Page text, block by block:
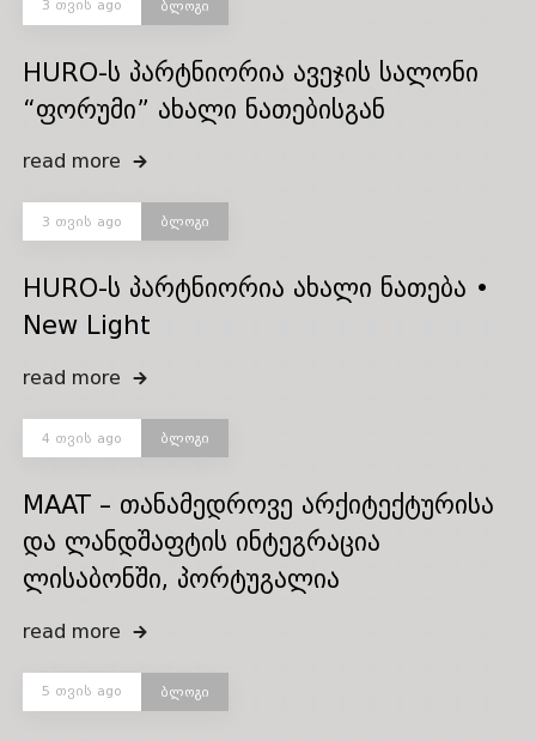
3 თვის ago ბლოგი
HURO-ს პარტნიორია ავეჯის სალონი
“ფორუმი” ახალი ნათებისგან
read more
3 თვის ago ბლოგი
HURO-ს პარტნიორია ახალი ნათება •
New Light
read more
4 თვის ago ბლოგი
MAAT – თანამედროვე არქიტექტურისა
და ლანდშაფტის ინტეგრაცია
ლისაბონში, პორტუგალია
read more
5 თვის ago ბლოგი